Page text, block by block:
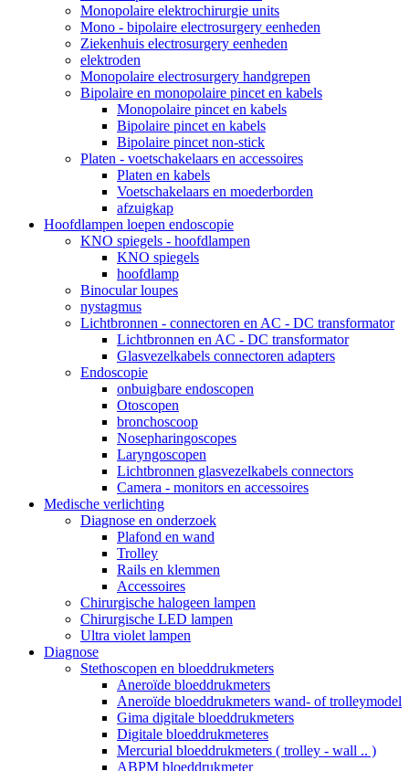
Monopolaire elektrochirurgie units
Mono - bipolaire electrosurgery eenheden
Ziekenhuis electrosurgery eenheden
elektroden
Monopolaire electrosurgery handgrepen
Bipolaire en monopolaire pincet en kabels
Monopolaire pincet en kabels
Bipolaire pincet en kabels
Bipolaire pincet non-stick
Platen - voetschakelaars en accessoires
Platen en kabels
Voetschakelaars en moederborden
afzuigkap
Hoofdlampen loepen endoscopie
KNO spiegels - hoofdlampen
KNO spiegels
hoofdlamp
Binocular loupes
nystagmus
Lichtbronnen - connectoren en AC - DC transformator
Lichtbronnen en AC - DC transformator
Glasvezelkabels connectoren adapters
Endoscopie
onbuigbare endoscopen
Otoscopen
bronchoscoop
Nosepharingoscopes
Laryngoscopen
Lichtbronnen glasvezelkabels connectors
Camera - monitors en accessoires
Medische verlichting
Diagnose en onderzoek
Plafond en wand
Trolley
Rails en klemmen
Accessoires
Chirurgische halogeen lampen
Chirurgische LED lampen
Ultra violet lampen
Diagnose
Stethoscopen en bloeddrukmeters
Aneroïde bloeddrukmeters
Aneroïde bloeddrukmeters wand- of trolleymodel
Gima digitale bloeddrukmeters
Digitale bloeddrukmeteres
Mercurial bloeddrukmeters ( trolley - wall .. )
ABPM bloeddrukmeter